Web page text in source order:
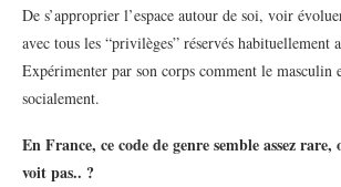
De s’approprier l’espace autour de soi, voir
avec tous les “privilèges” réservés habituellement
Expérimenter par son corps comment le masculin
socialement.
En France, ce code de genre semble assez
voit pas.. ?